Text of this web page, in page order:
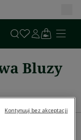
Bluzy
Kontynuuj bez akceptacji